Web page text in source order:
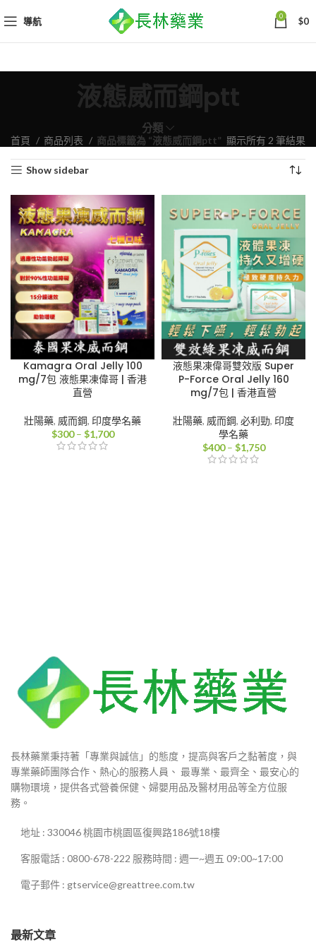
導航 0 $0
液態威而鋼ptt
分類
首頁 商品列表 商品標籤為 “液態威而鋼ptt” 顯示所有 2 筆結果
Show sidebar
Kamagra Oral Jelly 100
mg/7包 液態果凍偉哥 | 香港
直營
壯陽藥, 威而鋼, 印度學名藥
$300 – $1,700價
液態果凍偉哥雙效版 Super
P-Force Oral Jelly 160
mg/7包 | 香港直營
壯陽藥, 威而鋼, 必利勁, 印度
學名藥
$400 – $1,750價
長林藥業秉持著「專業與誠信」的態度，提高與客戶之黏著度，與
專業藥師團隊合作、熱心的服務人員、 最專業、最齊全、最安心的
購物環境，提供各式營養保健、婦嬰用品及醫材用品等全方位服
務。
地址 : 330046 桃園市桃園區復興路186號18樓
客服電話 : 0800-678-222 服務時間 : 週一~週五 09:00~17:00
電子郵件 : gtservice@greattree.com.tw
最新文章